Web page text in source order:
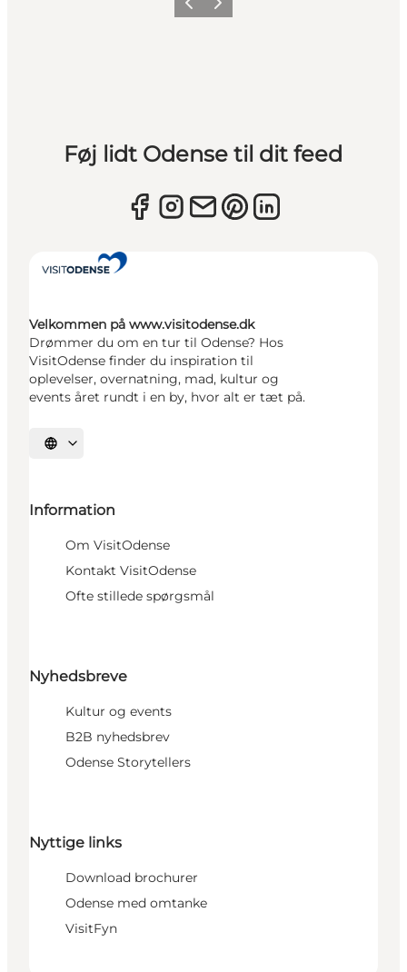
ForrigeNæste
Føj lidt Odense til dit feed
Velkommen på www.visitodense.dk
Drømmer du om en tur til Odense? Hos
VisitOdense finder du inspiration til
oplevelser, overnatning, mad, kultur og
events året rundt i en by, hvor alt er tæt på.
Vælg sprog
Information
Om VisitOdense
Kontakt VisitOdense
Ofte stillede spørgsmål
Nyhedsbreve
Kultur og events
B2B nyhedsbrev
Odense Storytellers
Nyttige links
Download brochurer
Odense med omtanke
VisitFyn